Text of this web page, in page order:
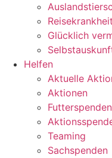
Glücklich
Helfen
Aktuelle
Aktionen
Futterspenden
Teaming
Sachspenden